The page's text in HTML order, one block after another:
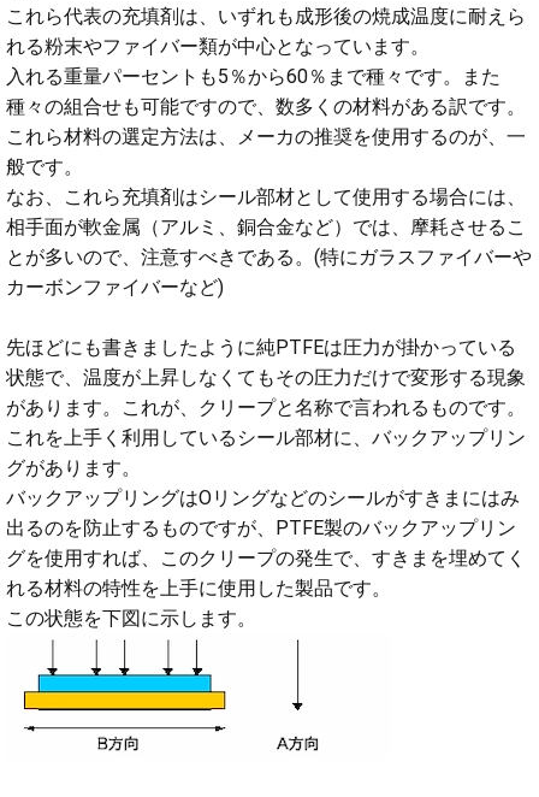
これら代表の充填剤は、いずれも成形後の焼成温度に耐えら
れる粉末やファイバー類が中心となっています。
入れる重量パーセントも5％から60％まで種々です。また
種々の組合せも可能ですので、数多くの材料がある訳です。
これら材料の選定方法は、メーカの推奨を使用するのが、一
般です。
なお、これら充填剤はシール部材として使用する場合には、
相手面が軟金属（アルミ、銅合金など）では、摩耗させるこ
とが多いので、注意すべきである。(特にガラスファイバーや
カーボンファイバーなど)
先ほどにも書きましたように純PTFEは圧力が掛かっている
状態で、温度が上昇しなくてもその圧力だけで変形する現象
があります。これが、クリープと名称で言われるものです。
これを上手く利用しているシール部材に、バックアップリン
グがあります。
バックアップリングはOリングなどのシールがすきまにはみ
出るのを防止するものですが、PTFE製のバックアップリン
グを使用すれば、このクリープの発生で、すきまを埋めてく
れる材料の特性を上手に使用した製品です。
この状態を下図に示します。